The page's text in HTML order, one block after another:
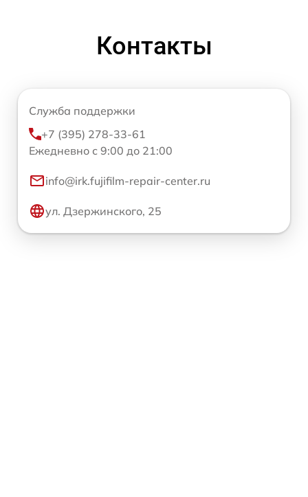
Контакты
Служба поддержки
+7 (395) 278-33-61
Ежедневно с 9:00 до 21:00
info@irk.fujifilm-repair-center.ru
ул. Дзержинского, 25